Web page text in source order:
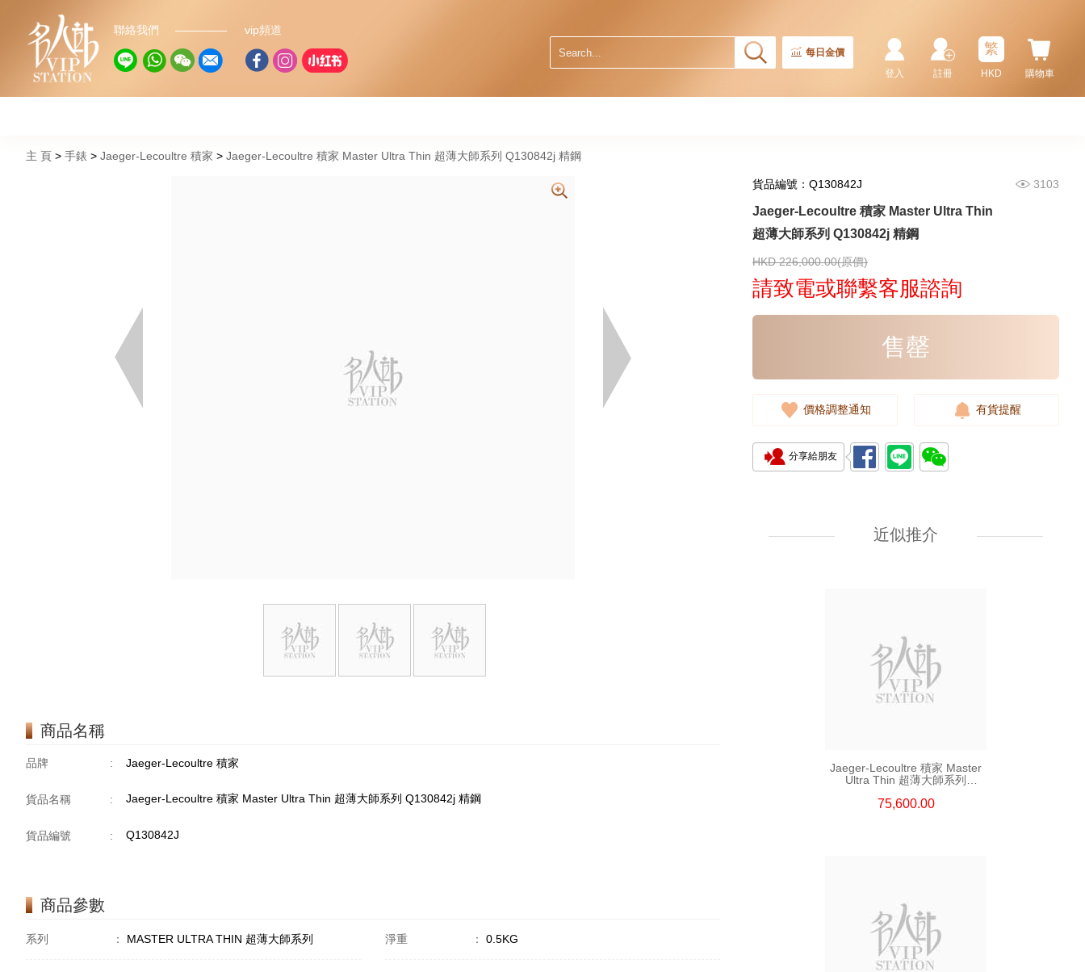
聯絡我們 vip頻道
每日金價
購物車
繁
HKD
註冊
登入
主 頁 手錶 Jaeger-Lecoultre 積家 Jaeger-Lecoultre 積家 Master Ultra Thin 超薄大師系列 Q130842j 精鋼
商品名稱
品牌 : Jaeger-Lecoultre 積家
貨品名稱 : Jaeger-Lecoultre 積家 Master Ultra Thin 超薄大師系列 Q130842j 精鋼
貨品編號 : Q130842J
商品參數
系列 ： MASTER ULTRA THIN 超薄大師系列 淨重 ： 0.5KG
貨品編號：Q130842J 3103
Jaeger-Lecoultre 積家 Master Ultra Thin
超薄大師系列 Q130842j 精鋼
HKD 226,000.00(原價)
請致電或聯繫客服諮詢
售罄
價格調整通知 有貨提醒
分享給朋友
近似推介
Jaeger-Lecoultre 積家 Rendez
18kt玫瑰金/鑽
176,800.00
Jaeger-Lecoultre 積家 Master
Ultra Thin 超薄大師系列
75,600.00